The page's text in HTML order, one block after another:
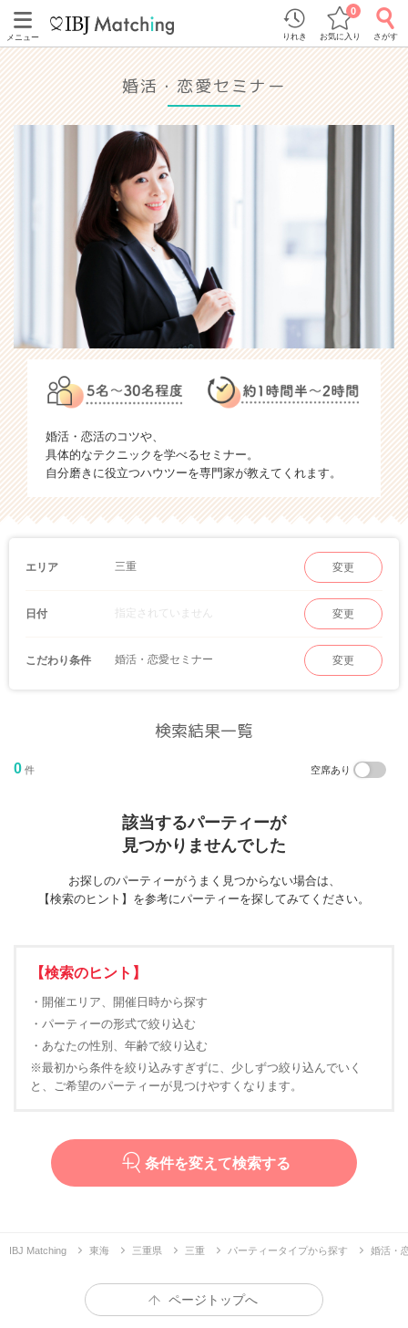
メニュー りれき お気に入り
0
さがす
婚活・恋愛セミナー
婚活・恋活のコツや、
具体的なテクニックを学べるセミナー。
自分磨きに役立つハウツーを専門家が教えてくれます。
エリア 三重 変更
日付 指定されていません 変更
こだわり条件 婚活・恋愛セミナー 変更
検索結果一覧
0 件 空席あり
該当するパーティーが
見つかりませんでした
お探しのパーティーがうまく見つからない場合は、
【検索のヒント】を参考にパーティーを探してみてください。
【検索のヒント】
・開催エリア、開催日時から探す
・パーティーの形式で絞り込む
・あなたの性別、年齢で絞り込む
※最初から条件を絞り込みすぎずに、少しずつ絞り込んでいく
と、ご希望のパーティーが見つけやすくなります。
条件を変えて検索する
IBJ Matching 東海 三重県 三重 パーティータイプから探す 婚活・
ページトップへ